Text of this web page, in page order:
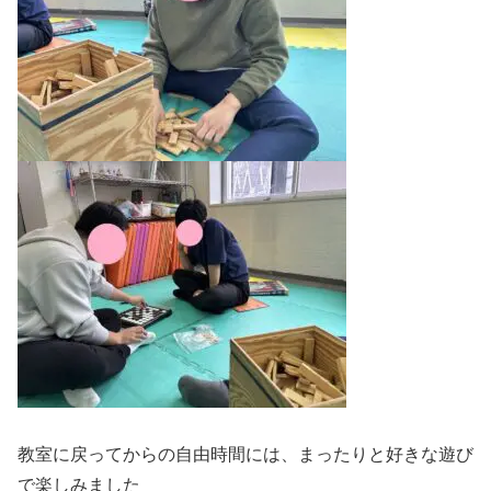
教室に戻ってからの自由時間には、まったりと好きな遊び
で楽しみました